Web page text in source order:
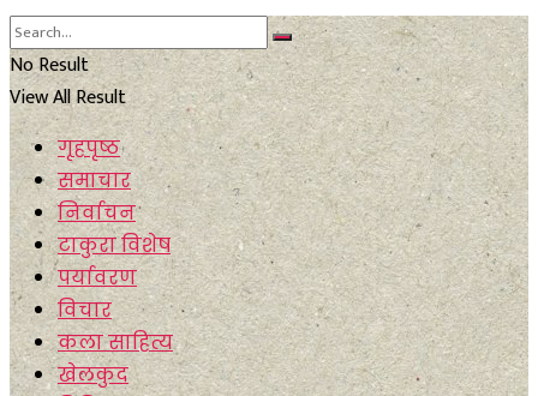
No Result
View All Result
गृहपृष्ठ
समाचार
निर्वाचन
टाकुरा विशेष
पर्यावरण
विचार
कला साहित्य
खेलकुद